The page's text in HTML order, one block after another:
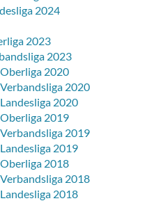
2024
2023
2023
2020
2020
2020
2019
2019
2019
2018
2018
2018